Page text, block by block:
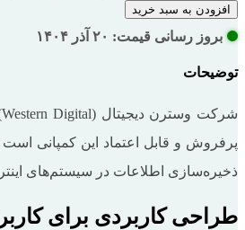
افزودن به سبد خرید
بروز رسانی قیمت: ۲۰ آذر ۱۴۰۴
توضیحات
پرفروش و قابل اعتماد این کمپانی
ذخیره‌سازی اطلاعات در سیستم‌های
طراحی کاربردی برای